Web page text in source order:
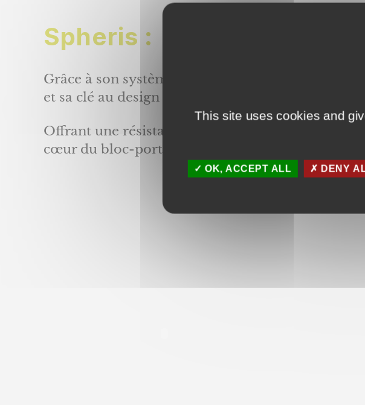
Spheris :
Grâce à son système tridimensionnel
et sa clé au design futuriste révolutionnent la
Offrant une résistance exceptionnelle aux
cœur du bloc-porte Fichet.
This site uses cookies and
OK, ACCEPT ALL DENY